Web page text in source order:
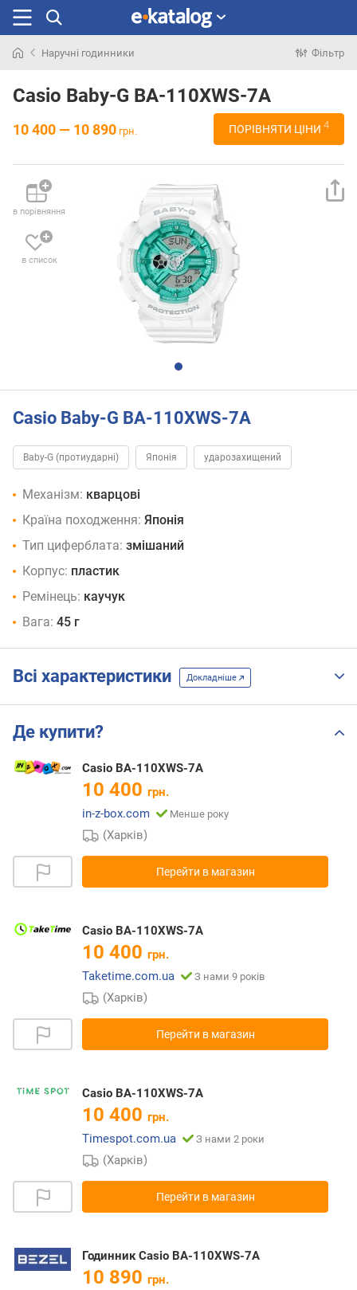
раніше
Наручні годинники Фільтр
Casio Baby-G BA-110XWS-7A
10 400 — 10 890 грн. ПОРІВНЯТИ ЦІНИ 4
в порівняння
в список
Casio Baby-G BA-110XWS-7A
Baby-G (протиударні) Японія ударозахищений
Механізм: кварцові
Країна походження: Японія
Тип циферблата: змішаний
Корпус: пластик
Ремінець: каучук
Вага: 45 г
Всі характеристики Докладніше
Де купити?
Casio BA-110XWS-7A
10 400 грн.
in-z-box.com
Менше року
(Харків)
Перейти в магазин
Casio BA-110XWS-7A
10 400 грн.
Taketime.com.ua
З нами 9 років
(Харків)
Перейти в магазин
Casio BA-110XWS-7A
10 400 грн.
Timespot.com.ua
З нами 2 роки
(Харків)
Перейти в магазин
Годинник Casio BA-110XWS-7A
10 890 грн.